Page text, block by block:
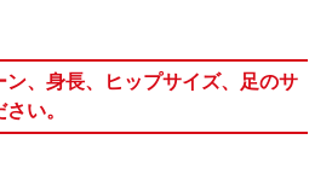
ン、身長、ヒップサイズ、足のサ
い。